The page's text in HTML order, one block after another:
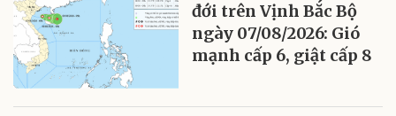
đới trên Vịnh Bắc Bộ
ngày 07/08/2026: Gió
mạnh cấp 6, giật cấp 8